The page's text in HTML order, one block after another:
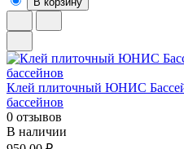
Клей плиточный ЮНИС
бассейнов
0 отзывов
В наличии